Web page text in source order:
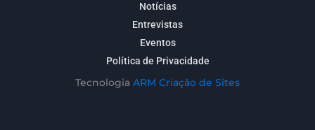
Notícias
Entrevistas
Eventos
Política de Privacidade
Tecnologia ARM Criação de Sites